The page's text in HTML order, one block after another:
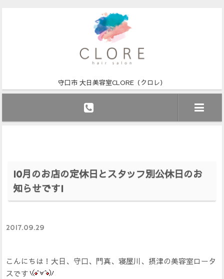
守口市 大日美容室CLORE（クロレ）
10月のお店の定休日とスタッフ別公休日のお
知らせですI
2017.09.29
こんにちは！大日、守口、門真、寝屋川、摂津の美容室ロータ
スです